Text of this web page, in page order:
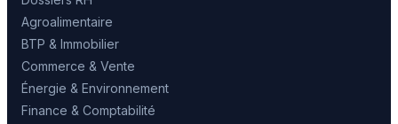
Agroalimentaire
BTP & Immobilier
Commerce & Vente
Énergie & Environnement
Finance & Comptabilité